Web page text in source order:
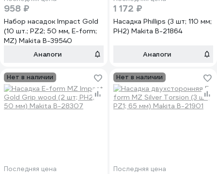
958 ₽
Набор насадок Impact Gold
(10 шт.; PZ2; 50 мм, E-form;
MZ) Makita B-39540
Аналоги
1 172 ₽
Насадка Phillips (3 шт; 110 мм;
PH2) Makita B-21864
Аналоги
Нет в наличии
Последняя цена
Нет в наличии
Последняя цена